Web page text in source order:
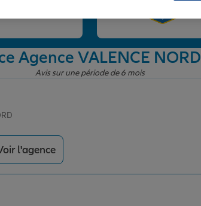
Agence VALENCE NORD
Avis sur une période de 6 mois
l'agence